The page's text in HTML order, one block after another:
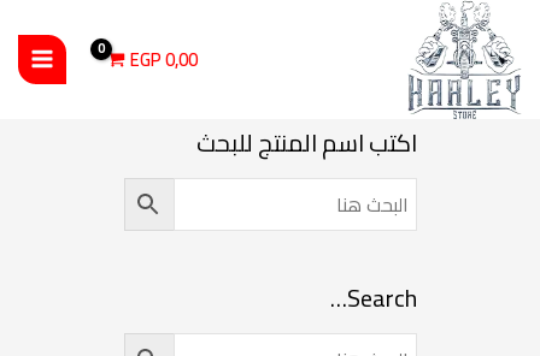
المحتوى
0,00
EGP
اكتب اسم المنتج للبحث
Search…